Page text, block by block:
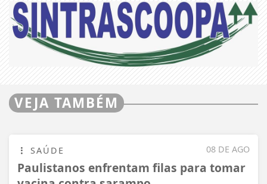
VEJA TAMBÉM
08 DE AGO
SAÚDE
Paulistanos enfrentam filas para tomar